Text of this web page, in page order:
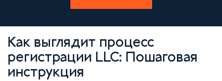
Как выглядит процесс
регистрации LLC: Пошаговая
инструкция